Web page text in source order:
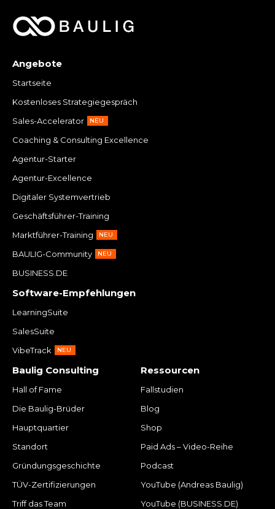
Angebote
Startseite
Kostenloses Strategiegespräch
Sales-Accelerator
NEU
Coaching & Consulting Excellence
Agentur-Starter
Agentur-Excellence
Digitaler Systemvertrieb
Geschäftsführer-Training
Marktführer-Training
NEU
BAULIG-Community NEU
BUSINESS.DE
Software-Empfehlungen
LearningSuite
SalesSuite
VibeTrack
NEU
Baulig Consulting
Hall of Fame
Die Baulig-Brüder
Hauptquartier
Standort
Gründungsgeschichte
TÜV-Zertifizierungen
Triff das Team
Ressourcen
Fallstudien
Blog
Shop
Paid Ads – Video-Reihe
Podcast
YouTube (Andreas Baulig)
YouTube (BUSINESS.DE)